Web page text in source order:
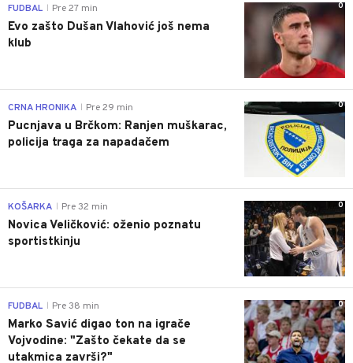
0
FUDBAL Pre 27 min
Evo zašto Dušan Vlahović još nema
klub
0
CRNA HRONIKA Pre 29 min
Pucnjava u Brčkom: Ranjen muškarac,
policija traga za napadačem
0
KOŠARKA Pre 32 min
Novica Veličković: oženio poznatu
sportistkinju
0
FUDBAL Pre 38 min
Marko Savić digao ton na igrače
Vojvodine: "Zašto čekate da se
utakmica završi?"